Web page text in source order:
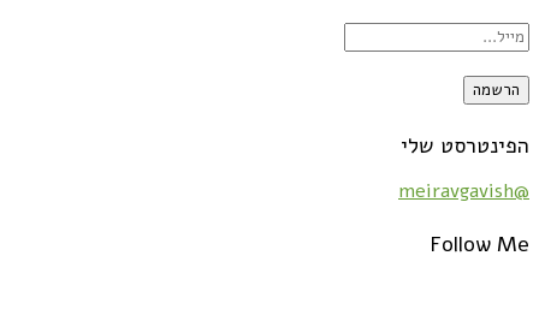
הפינטרסט שלי
@meiravgavish
Follow Me